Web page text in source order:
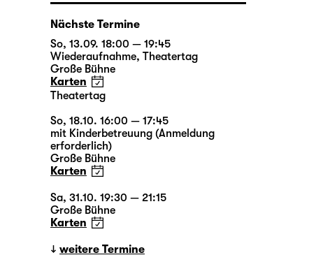
Nächste Termine
So, 13.09. 18:00 — 19:45
Wiederaufnahme, Theatertag
Große Bühne
Karten
Theatertag
So, 18.10. 16:00 — 17:45
mit Kinderbetreuung (Anmeldung
erforderlich)
Große Bühne
Karten
Sa, 31.10. 19:30 — 21:15
Große Bühne
Karten
weitere Termine